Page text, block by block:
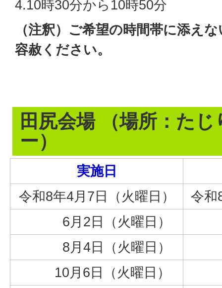
4.10時30分から10時50分
（注釈）ご希望の時間帯に添え
容赦ください。
田尻会場 （場所：た
ー）
実施日
令和8年4月7日（火曜日）
令和
6月2日（火曜日）
8月4日（火曜日）
10月6日（火曜日）